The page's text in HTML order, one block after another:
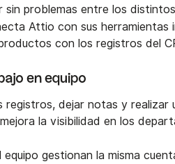
problemas entre los
Attio con sus herramientas
con los registros del
en equipo
registros, dejar notas y realizar
la visibilidad en los
equipo gestionan la misma